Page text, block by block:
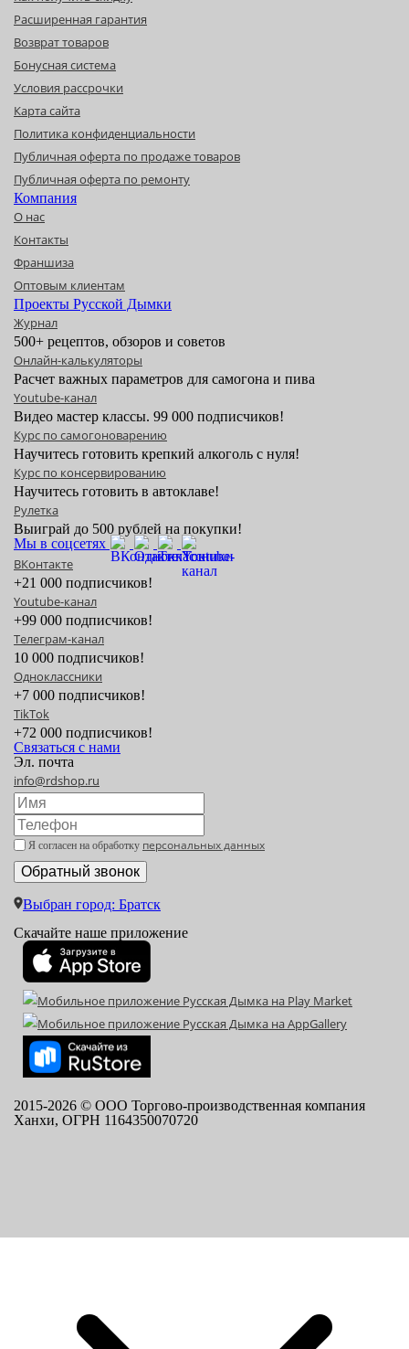
Расширенная гарантия
Возврат товаров
Бонусная система
Условия рассрочки
Карта сайта
Политика конфиденциальности
Публичная оферта по продаже товаров
Публичная оферта по ремонту
Компания
О нас
Контакты
Франшиза
Оптовым клиентам
Проекты Русской Дымки
Журнал
500+ рецептов, обзоров и советов
Онлайн-калькуляторы
Расчет важных параметров для самогона и пива
Youtube-канал
Видео мастер классы. 99 000 подписчиков!
Курс по самогоноварению
Научитесь готовить крепкий алкоголь с нуля!
Курс по консервированию
Научитесь готовить в автоклаве!
Рулетка
Выиграй до 500 рублей на покупки!
Мы в соцсетях
ВКонтакте
+21 000 подписчиков!
Youtube-канал
+99 000 подписчиков!
Телеграм-канал
10 000 подписчиков!
Одноклассники
+7 000 подписчиков!
TikTok
+72 000 подписчиков!
Связаться с нами
Эл. почта
info@rdshop.ru
Я согласен на обработку персональных данных
Выбран город: Братск
Скачайте наше приложение
2015-2026 © ООО Торгово-производственная компания
Ханхи, ОГРН 1164350070720